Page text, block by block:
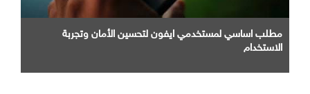
مطلب اساسي لمستخدمي ايفون لتحسين الأمان وتجربة
الاستخدام